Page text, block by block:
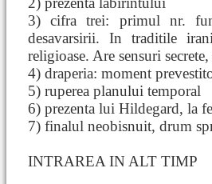
3) cifra trei: primul nr.
desavarsirii. In traditile
religioase. Are sensuri
4) draperia: moment
5) ruperea planului temporal
6) prezenta lui Hildegard, la
7) finalul neobisnuit, drum
INTRAREA IN ALT TIMP